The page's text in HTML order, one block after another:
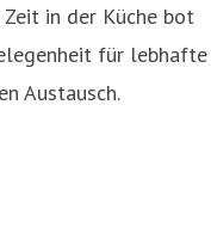
in der Küche bot
für lebhafte
Austausch.